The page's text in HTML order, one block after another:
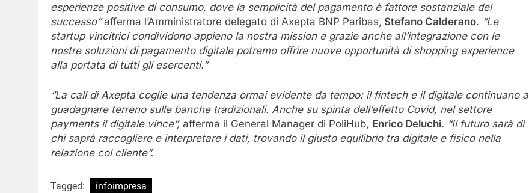
esperienze positive di consumo, dove la semplicità del pagamento è fattore sostanziale del
successo”afferma l’Amministratore delegato di Axepta BNP Paribas, Stefano Calderano. “Le
startup vincitrici condividono appieno la nostra mission e grazie anche all’integrazione con le
nostre soluzioni di pagamento digitale potremo offrire nuove opportunità di shopping experience
alla portata di tutti gli esercenti.”
“La call di Axepta coglie una tendenza ormai evidente da tempo: il fintech e il digitale continuano a
guadagnare terreno sulle banche tradizionali. Anche su spinta dell’effetto Covid, nel settore
payments il digitale vince”, afferma il General Manager di PoliHub, Enrico Deluchi. “Il futuro sarà di
chi saprà raccogliere e interpretare i dati, trovando il giusto equilibrio tra digitale e fisico nella
relazione col cliente”.
Tagged: infoimpresa